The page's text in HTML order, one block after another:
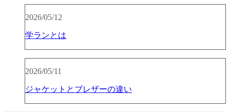
2026/05/12
学ランとは
2026/05/11
ジャケットとブレザーの違い